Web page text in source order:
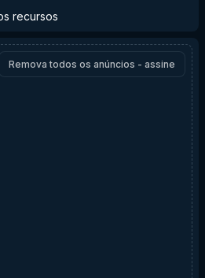
recursos
Remova todos os anúncios - assine